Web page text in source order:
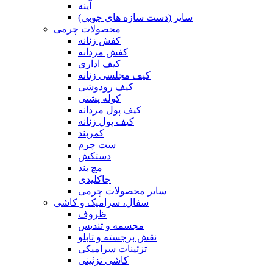
آینه
سایر (دست سازه های چوبی)
محصولات چرمی
کفش زنانه
کفش مردانه
کیف اداری
کیف مجلسی زنانه
کیف رودوشی
کوله پشتی
کیف پول مردانه
کیف پول زنانه
کمربند
ست چرم
دستکش
مچ بند
جاکلیدی
سایر محصولات چرمی
سفال، سرامیک و کاشی
ظروف
مجسمه و تندیس
نقش برجسته و تابلو
تزئینات سرامیکی
کاشی تزئینی